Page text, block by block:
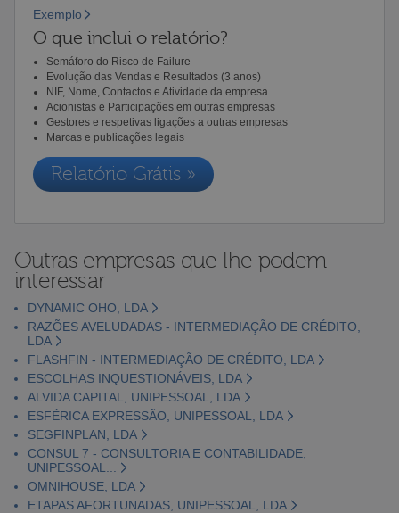
Exemplo
O que inclui o relatório?
Semáforo do Risco de Failure
Evolução das Vendas e Resultados (3 anos)
NIF, Nome, Contactos e Atividade da empresa
Acionistas e Participações em outras empresas
Gestores e respetivas ligações a outras empresas
Marcas e publicações legais
Relatório Grátis »
Outras empresas que lhe podem
interessar
DYNAMIC OHO, LDA
RAZÕES AVELUDADAS - INTERMEDIAÇÃO DE CRÉDITO,
LDA
FLASHFIN - INTERMEDIAÇÃO DE CRÉDITO, LDA
ESCOLHAS INQUESTIONÁVEIS, LDA
ALVIDA CAPITAL, UNIPESSOAL, LDA
ESFÉRICA EXPRESSÃO, UNIPESSOAL, LDA
SEGFINPLAN, LDA
CONSUL 7 - CONSULTORIA E CONTABILIDADE,
UNIPESSOAL...
OMNIHOUSE, LDA
ETAPAS AFORTUNADAS, UNIPESSOAL, LDA